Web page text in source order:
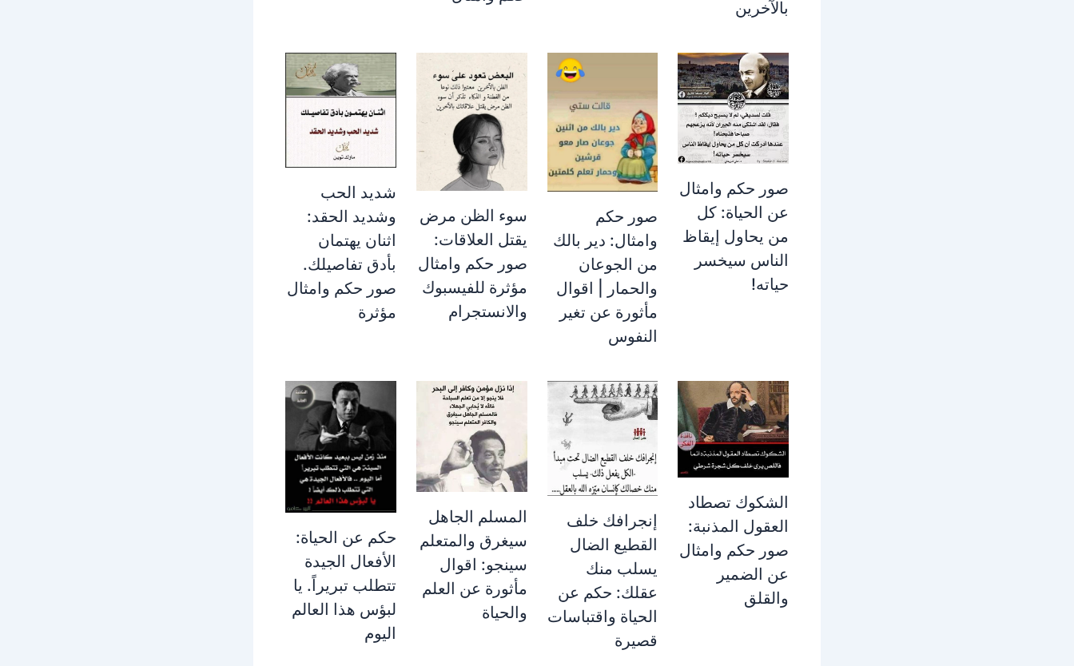
بالآخرين
صور حكم وامثال
عن الحياة: كل
من يحاول إيقاظ
الناس سيخسر
حياته!
صور حكم
وامثال: دير بالك
من الجوعان
والحمار | اقوال
مأثورة عن تغير
النفوس
سوء الظن مرض
يقتل العلاقات:
صور حكم وامثال
مؤثرة للفيسبوك
والانستجرام
شديد الحب
وشديد الحقد:
اثنان يهتمان
بأدق تفاصيلك.
صور حكم وامثال
مؤثرة
الشكوك تصطاد
العقول المذنبة:
صور حكم وامثال
عن الضمير
والقلق
إنجرافك خلف
القطيع الضال
يسلب منك
عقلك: حكم عن
الحياة واقتباسات
قصيرة
المسلم الجاهل
سيغرق والمتعلم
سينجو: اقوال
مأثورة عن العلم
والحياة
حكم عن الحياة:
الأفعال الجيدة
تتطلب تبريراً. يا
لبؤس هذا العالم
اليوم